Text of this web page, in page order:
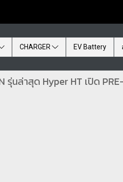
CHARGER EV Battery
นล่าสุด Hyper HT เปิด